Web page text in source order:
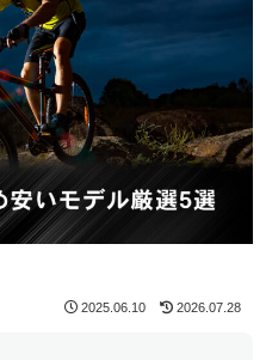
2025.06.10 2026.07.28